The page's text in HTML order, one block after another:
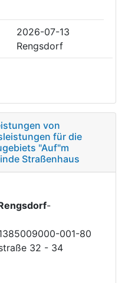
2026-07-13
Rengsdorf
von
für die
"Auf"m
Straßenhaus
-
001-80
32 - 34